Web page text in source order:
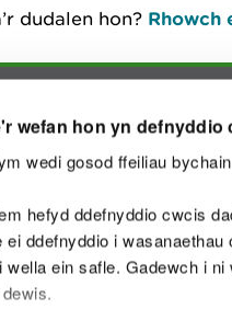
wefan hon yn defnyddio
wedi gosod ffeiliau
hefyd ddefnyddio cwcis
ei ddefnyddio i wasanaethau
wella ein safle. Gadewch i
dudalen hon? Rhowch
Cysylltu â ni
Safonau'r Gymraeg